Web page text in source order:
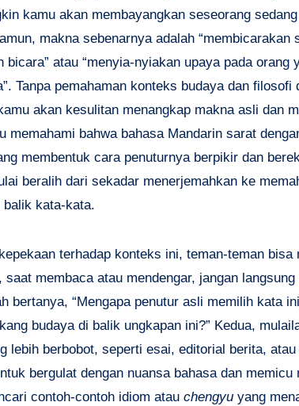
kamu akan membayangkan seseorang
makna sebenarnya adalah “membicarakan
bicara” atau “menyia-nyiakan upaya pada orang
Tanpa pemahaman konteks budaya dan
akan kesulitan menangkap makna asli dan
memahami bahwa bahasa Mandarin sarat
membentuk cara penuturnya berpikir dan
beralih dari sekadar menerjemahkan ke
kata-kata.
terhadap konteks ini, teman-teman bisa
saat membaca atau mendengar, jangan
bertanya, “Mengapa penutur asli memilih kata
budaya di balik ungkapan ini?” Kedua,
lebih berbobot, seperti esai, editorial berita,
bergulat dengan nuansa bahasa dan memicu
contoh-contoh idiom atau chengyu yang